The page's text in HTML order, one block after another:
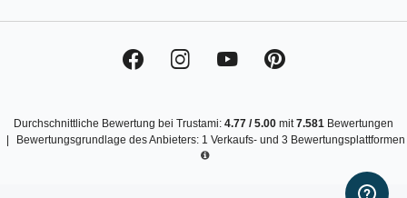
Durchschnittliche Bewertung bei Trustami: 4.77 /5.00 mit7.581 Bewertungen
Bewertungsgrundlage des Anbieters: 1 Verkaufs- und 3 Bewertungsplattformen